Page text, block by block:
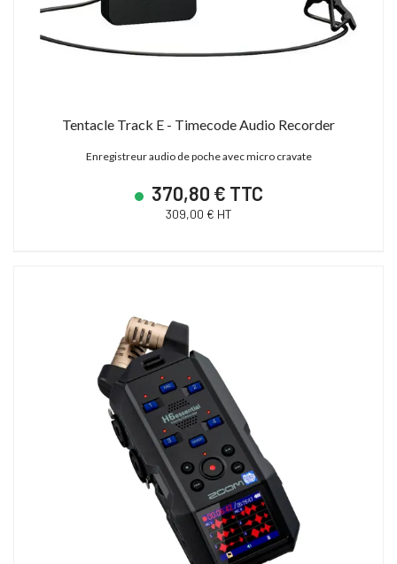
Tentacle Track E - Timecode Audio Recorder
Enregistreur audio de poche avec micro cravate
370,80 € TTC
309,00 € HT